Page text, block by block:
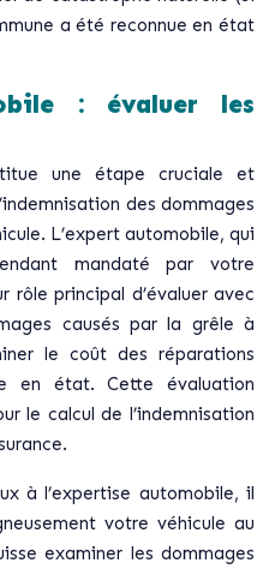
a été reconnue en état
: évaluer les
une étape cruciale et
des dommages
L’expert automobile, qui
mandaté par votre
rôle principal d’évaluer avec
causés par la grêle à
le coût des réparations
en état. Cette évaluation
le calcul de l’indemnisation
à l’expertise automobile, il
votre véhicule au
examiner les dommages